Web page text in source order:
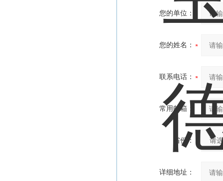
您的单位：
您的姓名：
联系电话：
常用邮箱：
省份：
详细地址：